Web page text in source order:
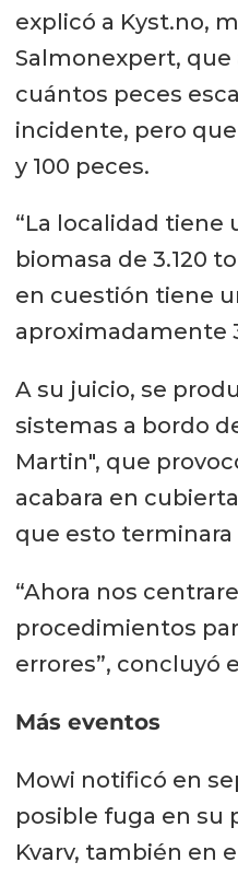
explicó a Kyst.no,
Salmonexpert, que
cuántos peces
incidente, pero
y 100 peces.
“La localidad tiene
biomasa de 3.120
en cuestión tiene
aproximadamente
A su juicio, se
sistemas a bordo
Martin", que
acabara en
que esto terminara
“Ahora nos
procedimientos
errores”, concluyó
Más eventos
Mowi notificó en
posible fuga en su
Kvarv, también en